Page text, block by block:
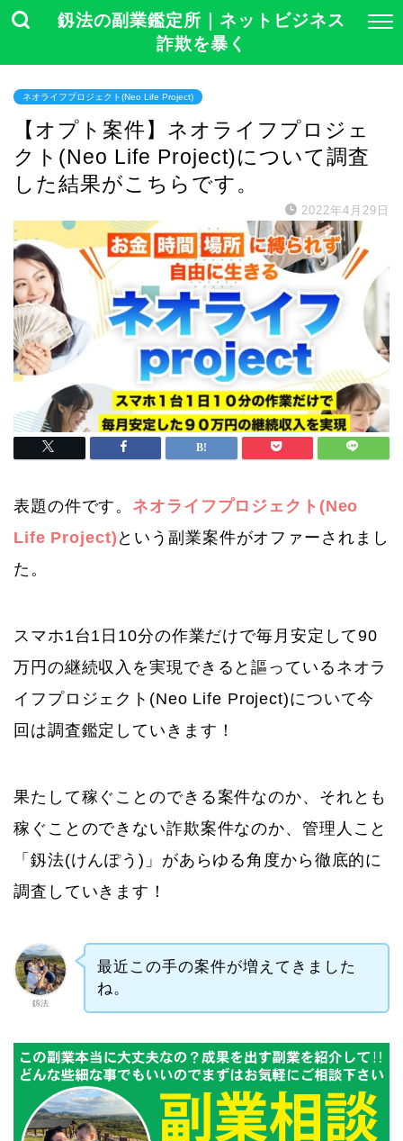
釼法の副業鑑定所｜ネットビジネス
詐欺を暴く
ネオライフプロジェクト(Neo Life Project)
【オプト案件】ネオライフプロジェ
クト(Neo Life Project)について調査
した結果がこちらです。
2022年4月29日
表題の件です。 ネオライフプロジェクト(Neo
Life Project) という副業案件がオファーされまし
た。
スマホ1台1日10分の作業だけで毎月安定して90
万円の継続収入を実現できると謳っているネオラ
イフプロジェクト(Neo Life Project)について今
回は調査鑑定していきます！
果たして稼ぐことのできる案件なのか、それとも
稼ぐことのできない詐欺案件なのか、管理人こと
「釼法(けんぽう)」があらゆる角度から徹底的に
調査していきます！
釼法
最近この手の案件が増えてきました
ね。